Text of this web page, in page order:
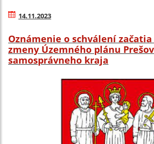
14.11.2023
Oznámenie o schválení
zmeny Územného plánu
samosprávneho kraja